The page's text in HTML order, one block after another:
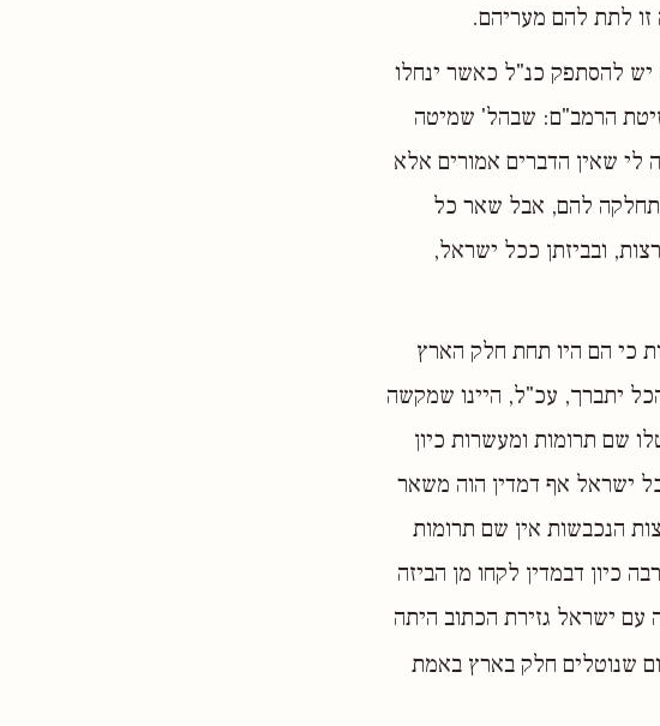
זו לתת להם מעריהם.
יש להסתפק כנ"ל כאשר ינחלו
הרמב"ם: שבהל' שמיטה
לי שאין הדברים אמורים אלא
להם, אבל שאר כל
ובביזתן ככל ישראל,
כי הם היו תחת חלק הארץ
יתברך, עכ"ל, היינו שמקשה
שם תרומות ומעשרות כיון
ישראל אף דמדין הוה משאר
הנכבשות אין שם תרומות
כיון דבמדין לקחו מן הביזה
ישראל גזירת הכתוב היתה
שנוטלים חלק בארץ באמת